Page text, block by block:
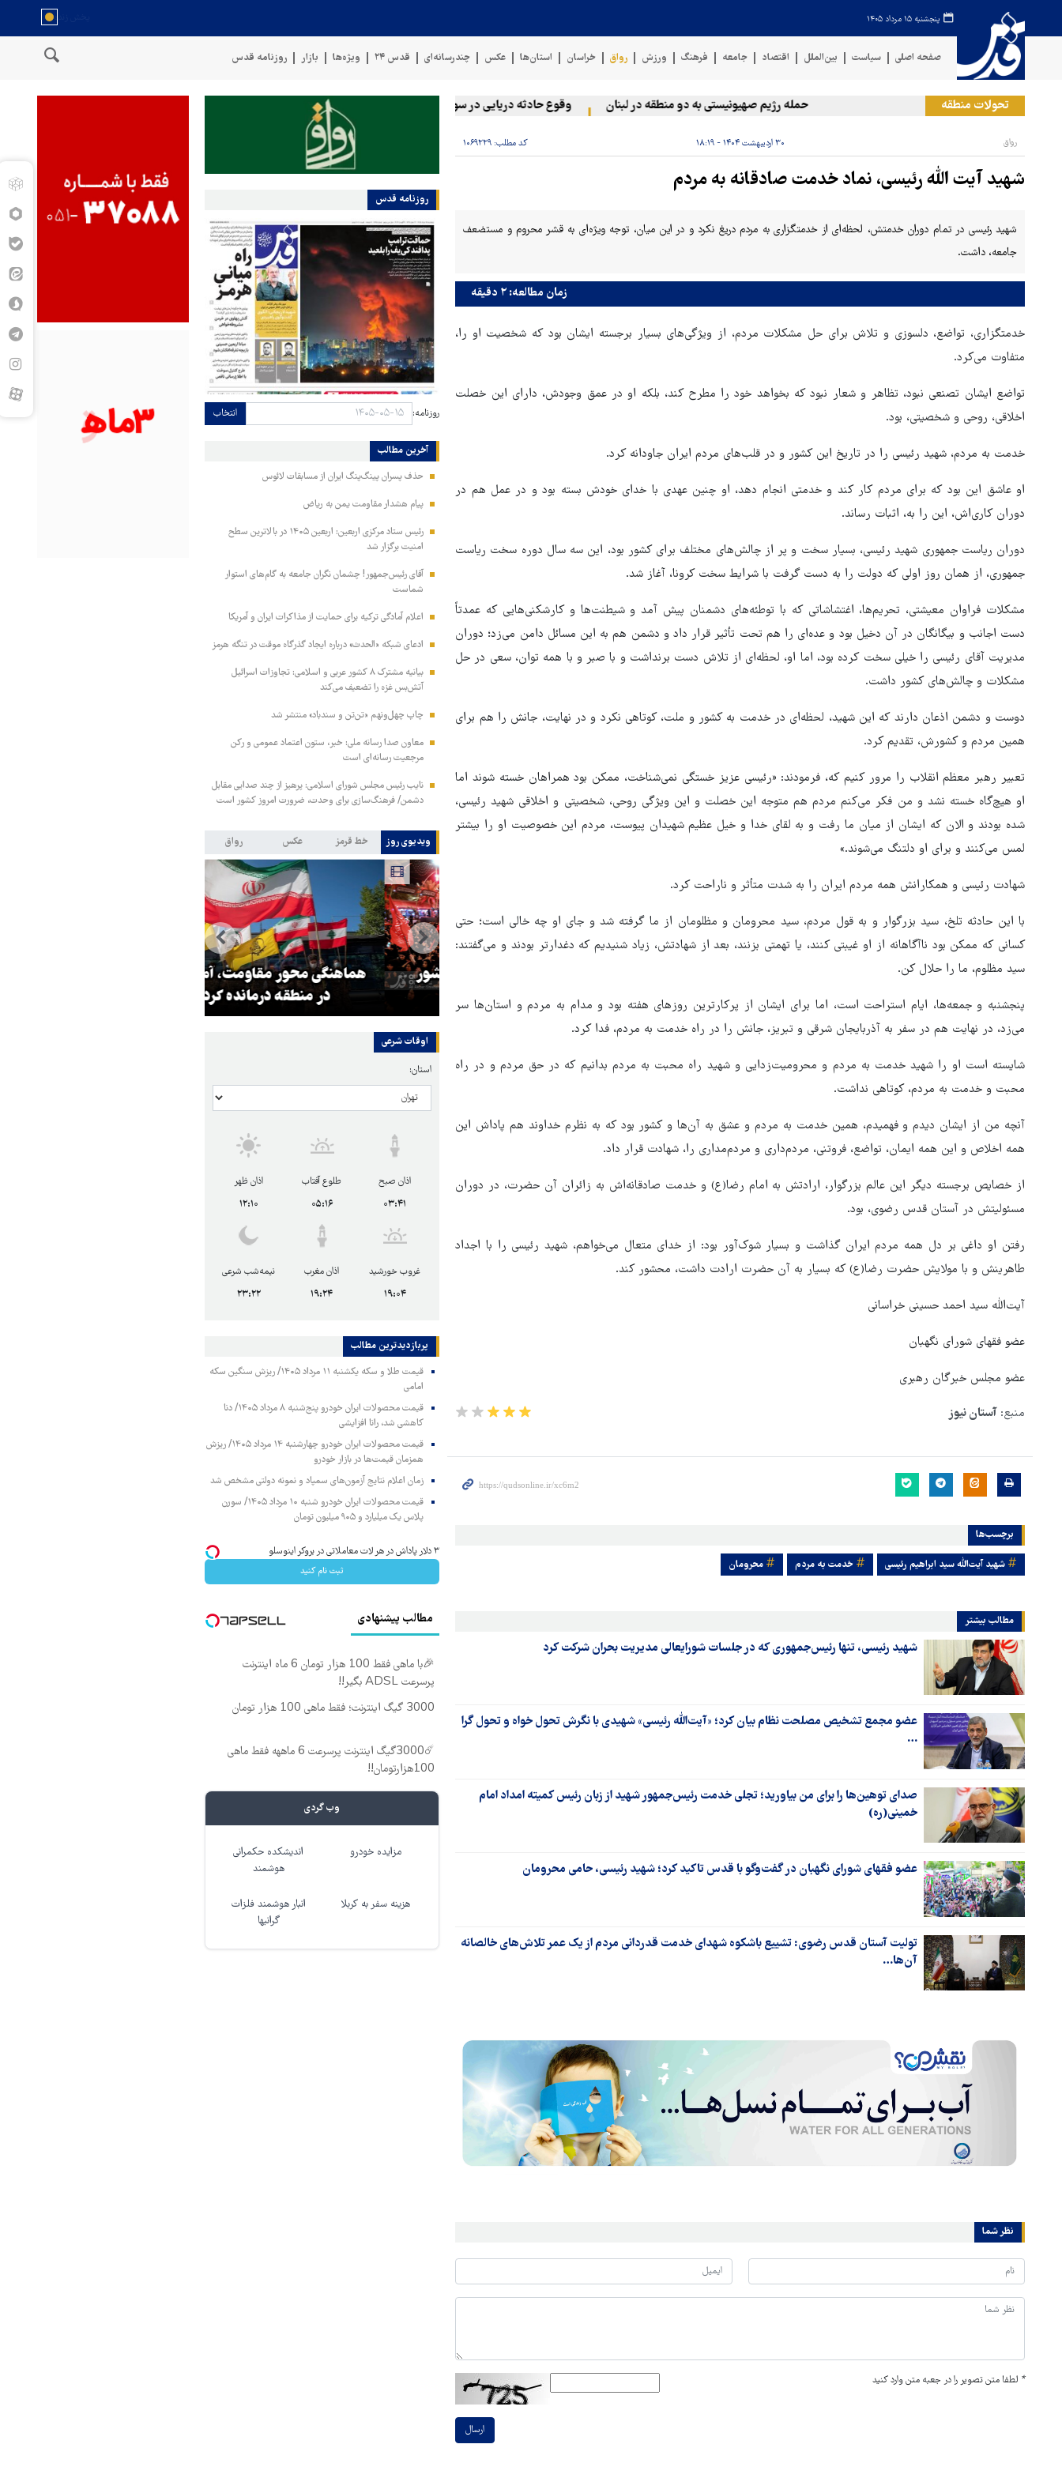
پنجشنبه ۱۵ مرداد ۱۴۰۵
صفحه اصلی سیاست بین‌الملل اقتصاد جامعه فرهنگ ورزش رواق خراسان استان‌ها عکس چندرسانه‌ای قدس ۲۴ ویژه‌ها بازار روزنامه قدس
تحولات منطقه حمله رژیم صهیونیستی به دو منطقه در لبنان وقوع حادثه دریایی در سواحل عمان سخنگوی نیروهای مسلح یمن: کشتی نفتی عربستان را با موشک بالستیک هدف قرار
رواق ۳۰ اردیبهشت ۱۴۰۴ - ۱۸:۱۹ کد مطلب: ۱۰۶۹۲۲۹
شهید آیت الله رئیسی، نماد خدمت صادقانه به مردم
شهید رئیسی در تمام دوران خدمتش، لحظه‌ای از خدمتگزاری به مردم دریغ نکرد و در این میان، توجه ویژه‌ای به قشر محروم و مستضعف
جامعه، داشت.
زمان مطالعه: ۲ دقیقه
خدمتگزاری، تواضع، دلسوزی و تلاش برای حل مشکلات مردم، از ویژگی‌های بسیار برجسته ایشان بود که شخصیت او را،
متفاوت می‌کرد.
تواضع ایشان تصنعی نبود، تظاهر و شعار نبود که بخواهد خود را مطرح کند، بلکه او در عمق وجودش، دارای این خصلت
اخلاقی، روحی و شخصیتی، بود.
خدمت به مردم، شهید رئیسی را در تاریخ این کشور و در قلب‌های مردم ایران جاودانه کرد.
او عاشق این بود که برای مردم کار کند و خدمتی انجام دهد، او چنین عهدی با خدای خودش بسته بود و در عمل هم در
دوران کاری‌اش، این را به، اثبات رساند.
دوران ریاست جمهوری شهید رئیسی، بسیار سخت و پر از چالش‌های مختلف برای کشور بود، این سه سال دوره سخت ریاست
جمهوری، از همان روز اولی که دولت را به دست گرفت با شرایط سخت کرونا، آغاز شد.
مشکلات فراوان معیشتی، تحریم‌ها، اغتشاشاتی که با توطئه‌های دشمنان پیش آمد و شیطنت‌ها و کارشکنی‌هایی که عمدتاً
دست اجانب و بیگانگان در آن دخیل بود و عده‌ای را هم تحت تأثیر قرار داد و دشمن هم به این مسائل دامن می‌زد؛ دوران
مدیریت آقای رئیسی را خیلی سخت کرده بود، اما او، لحظه‌ای از تلاش دست برنداشت و با صبر و با همه توان، سعی در حل
مشکلات و چالش‌های کشور داشت.
دوست و دشمن اذعان دارند که این شهید، لحظه‌ای در خدمت به کشور و ملت، کوتاهی نکرد و در نهایت، جانش را هم برای
همین مردم و کشورش، تقدیم کرد.
تعبیر رهبر معظم انقلاب را مرور کنیم که، فرمودند: «رئیسی عزیز خستگی نمی‌شناخت، ممکن بود همراهان خسته شوند اما
او هیچ‌گاه خسته نشد و من فکر می‌کنم مردم هم متوجه این خصلت و این ویژگی روحی، شخصیتی و اخلاقی شهید رئیسی،
شده بودند و الان که ایشان از میان ما رفت و به لقای خدا و خیل عظیم شهیدان پیوست، مردم این خصوصیت او را بیشتر
لمس می‌کنند و برای او دلتنگ می‌شوند.»
شهادت رئیسی و همکارانش همه مردم ایران را به ‌شدت متأثر و ناراحت کرد.
با این حادثه تلخ، سید بزرگوار و به قول مردم، سید محرومان و مظلومان از ما گرفته شد و جای او چه خالی است؛ حتی
کسانی که ممکن بود ناآگاهانه از او غیبتی کنند، یا تهمتی بزنند، بعد از شهادتش، زیاد شنیدیم که دغدارتر بودند و می‌گفتند:
سید مظلوم، ما را حلال کن.
پنجشنبه و جمعه‌ها، ایام استراحت است، اما برای ایشان از پرکارترین روزهای هفته بود و مدام به مردم و استان‌ها سر
می‌زد، در نهایت هم در سفر به آذربایجان شرقی و تبریز، جانش را در راه خدمت به مردم، فدا کرد.
شایسته است او را شهید خدمت به مردم و محرومیت‌زدایی و شهید راه محبت به مردم بدانیم که در حق مردم و در راه
محبت و خدمت به مردم، کوتاهی نداشت.
آنچه من از ایشان دیدم و فهمیدم، همین خدمت به مردم و عشق به آن‌ها و کشور بود که به نظرم خداوند هم پاداش این
همه اخلاص و این همه ایمان، تواضع، فروتنی، مردم‌داری و مردم‌مداری را، شهادت قرار داد.
از خصایص برجسته دیگر این عالم بزرگوار، ارادتش به امام رضا(ع) و خدمت صادقانه‌اش به زائران آن حضرت، در دوران
مسئولیتش در آستان قدس رضوی، بود.
رفتن او داغی بر دل همه مردم ایران گذاشت و بسیار شوک‌آور بود: از خدای متعال می‌خواهم، شهید رئیسی را با اجداد
طاهرینش و با مولایش حضرت رضا(ع) که بسیار به آن حضرت ارادت داشت، محشور کند.
آیت‌الله سید احمد حسینی خراسانی
عضو فقهای شورای نگهبان
عضو مجلس خبرگان رهبری
منبع: آستان نیوز
برچسب‌ها
شهید آیت‌الله سید ابراهیم رئیسی خدمت به مردم محرومان
مطالب بیشتر
شهید رئیسی، تنها رئیس‌جمهوری که در جلسات شورایعالی مدیریت بحران شرکت کرد
عضو مجمع تشخیص مصلحت نظام بیان کرد؛ «آیت‌الله رئیسی» شهیدی با نگرش تحول خواه و تحول گرا
…
صدای توهین‌ها را برای من بیاورید؛ تجلی خدمت رئیس‌جمهور شهید از زبان رئیس کمیته امداد امام
خمینی(ره)
عضو فقهای شورای نگهبان در گفت‌وگو با قدس تاکید کرد؛ شهید رئیسی، حامی محرومان
تولیت آستان قدس رضوی: تشییع باشکوه شهدای خدمت قدردانی مردم از یک عمر تلاش‌های خالصانه
آن‌ها…
نظر شما
* لطفا متن تصویر را در جعبه متن وارد کنید
ارسال
روزنامه قدس
روزنامه: انتخاب
آخرین مطالب
حذف پسران پینگ‌پنگ ایران از مسابقات لائوس
پیام هشدار مقاومت یمن به ریاض
رئیس ستاد مرکزی اربعین: اربعین ۱۴۰۵ در بالاترین سطح
امنیت برگزار شد
آقای رئیس‌جمهور! چشمان نگران جامعه به گام‌های استوار
شماست
اعلام آمادگی ترکیه برای حمایت از مذاکرات ایران و آمریکا
ادعای شبکه «الحدث» درباره ایجاد گذرگاه موقت در تنگه هرمز
بیانیه مشترک ۸ کشور عربی و اسلامی: تجاوزات اسرائیل
آتش‌بس غزه را تضعیف می‌کند
چاپ چهل‌ونهم «تن‌تن و سندباد» منتشر شد
معاون صدا رسانه ملی: خبر، ستون اعتماد عمومی و رکن
مرجعیت رسانه‌ای است
نایب رئیس مجلس شورای اسلامی: پرهیز از چند صدایی مقابل
دشمن/ فرهنگ‌سازی برای وحدت، ضرورت امروز کشور است
ویدیوی روز خط قرمز عکس رواق
مقاومت، آمریکا را
درمانده کرد
جنگ‌طلبی است!
بازگشتند
هماهنگی محور مقاومت، آمریکا را
در منطقه درمانده کرد
اوقات شرعی
استان:
اذان صبح
۰۳:۴۱
طلوع آفتاب
۰۵:۱۶
اذان ظهر
۱۲:۱۰
غروب خورشید
۱۹:۰۴
اذان مغرب
۱۹:۲۴
نیمه‌شب شرعی
۲۳:۲۲
پربازدیدترین‌ مطالب
قیمت طلا و سکه یکشنبه ۱۱ مرداد ۱۴۰۵/ ریزش سنگین سکه
امامی
قیمت محصولات ایران خودرو پنج‌شنبه ۸ مرداد ۱۴۰۵/ دنا
کاهشی شد، رانا افزایشی
قیمت محصولات ایران خودرو چهارشنبه ۱۴ مرداد ۱۴۰۵/ ریزش
همزمان قیمت‌ها در بازار خودرو
زمان اعلام نتایج آزمون‌های سمپاد و نمونه دولتی مشخص شد
قیمت محصولات ایران خودرو شنبه ۱۰ مرداد ۱۴۰۵/ سورن
پلاس یک میلیارد و ۹۰۵ میلیون تومان
۳ دلار پاداش در هر لات معاملاتی در بروکر اینوسلو
ثبت نام کنید
مطالب پیشنهادی
🎉با ماهی فقط 100 هزار تومان 6 ماه اینترنت
پرسرعت ADSL بگیر!!
3000 گیگ اینترنت؛ فقط ماهی 100 هزار تومان
☄️3000گیگ اینترنت پرسرعت 6 ماههه فقط ماهی
100هزارتومان!!
وب گردی
مزایده خودرو
اندیشکده حکمرانی
هوشمند
هزینه سفر به کربلا
انبار هوشمند فلزات
گرانبها